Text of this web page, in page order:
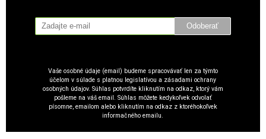
Odoberať
Vaše osobné údaje (email) budeme spracovávať len za týmto
účelom v súlade s platnou legislatívou a zásadami ochrany
osobných údajov. Súhlas potvrdíte kliknutím na odkaz, ktorý vám
pošleme na váš email. Súhlas môžete kedykoľvek odvolať
písomne, emailom alebo kliknutím na odkaz z ktoréhokoľvek
informačného emailu.